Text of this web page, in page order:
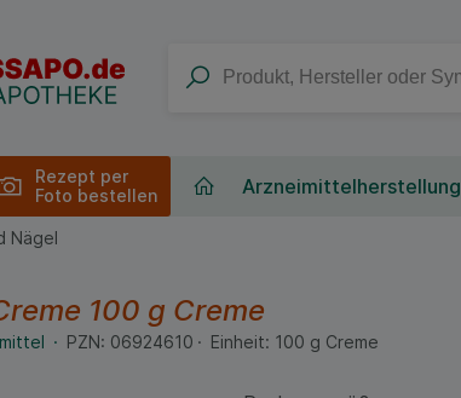
Rezept per
Foto bestellen
Arzneimittelherstellung
Nägel
100 g Creme
PZN: 06924610 Einheit: 100 g Creme